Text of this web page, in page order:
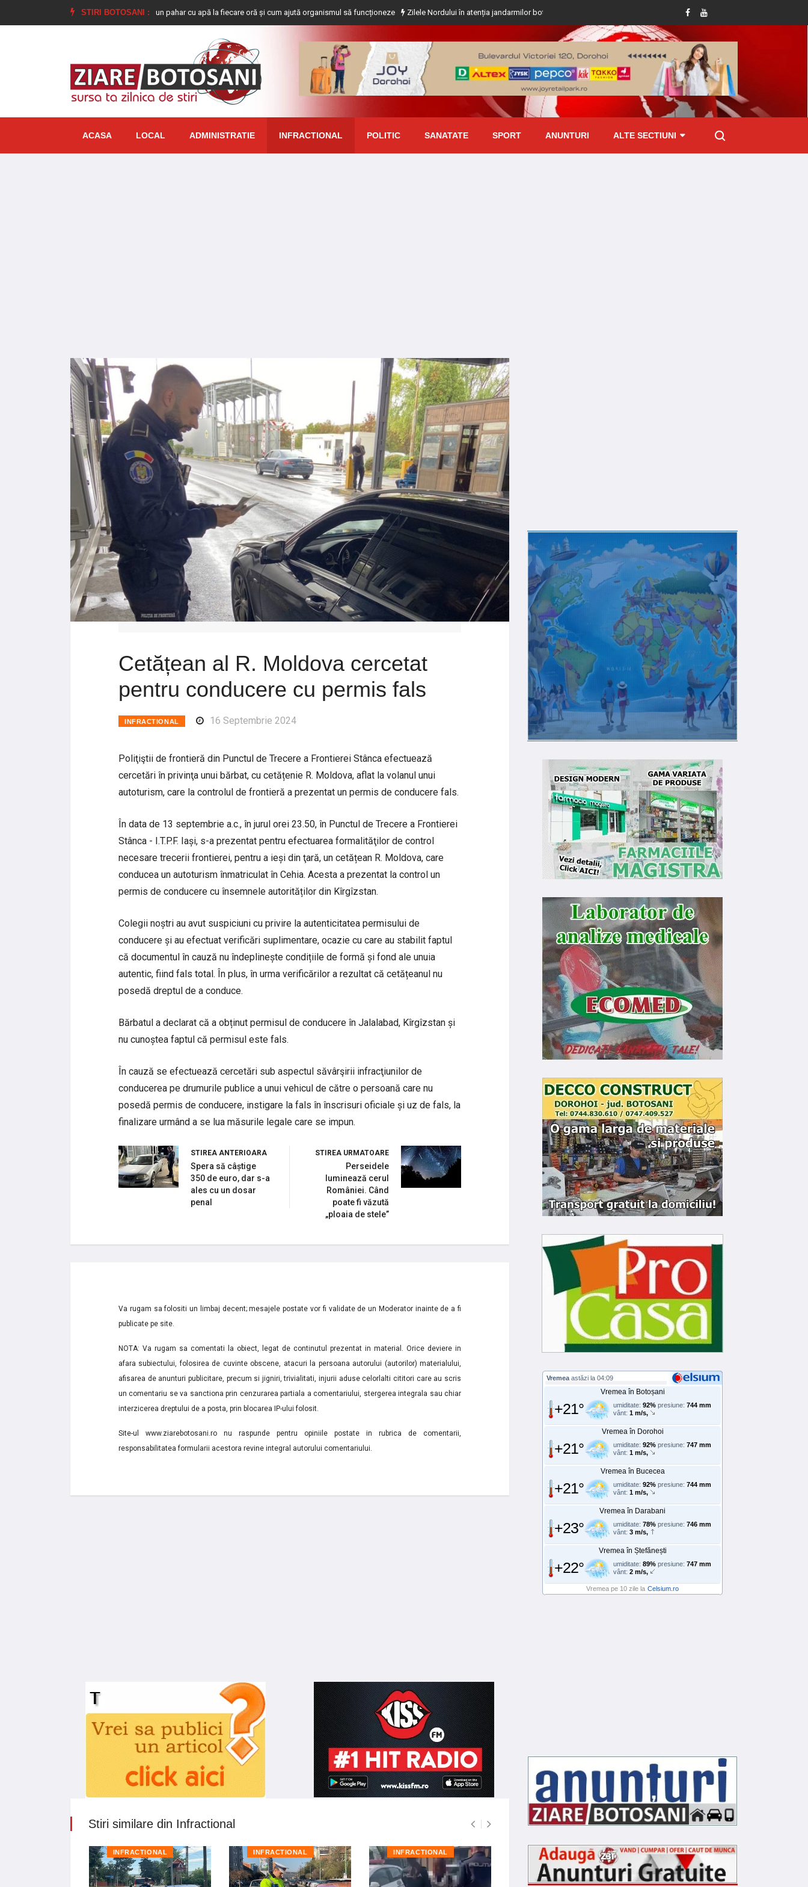
STIRI BOTOSANI :
De ce este bine să bem câte un pahar cu apă la fiecare oră și cum ajută organismul să funcționeze Zilele Nordului în atenția jandarmilor botoșăneni Tânăr condamnat la închisoare pentru viol asupra unui minor și
ACASA LOCAL ADMINISTRATIE INFRACTIONAL POLITIC SANATATE SPORT ANUNTURI ALTE SECTIUNI
Cetățean al R. Moldova cercetat
pentru conducere cu permis fals
INFRACTIONAL 16 Septembrie 2024
Poliţiştii de frontieră din Punctul de Trecere a Frontierei Stânca efectuează
cercetări în privinţa unui bărbat, cu cetățenie R. Moldova, aflat la volanul unui
autoturism, care la controlul de frontieră a prezentat un permis de conducere fals.
În data de 13 septembrie a.c., în jurul orei 23.50, în Punctul de Trecere a Frontierei
Stânca - I.T.P.F. Iași, s-a prezentat pentru efectuarea formalităţilor de control
necesare trecerii frontierei, pentru a ieși din ţară, un cetățean R. Moldova, care
conducea un autoturism înmatriculat în Cehia. Acesta a prezentat la control un
permis de conducere cu însemnele autorităților din Kîrgîzstan.
Colegii noștri au avut suspiciuni cu privire la autenticitatea permisului de
conducere și au efectuat verificări suplimentare, ocazie cu care au stabilit faptul
că documentul în cauză nu îndeplinește condițiile de formă și fond ale unuia
autentic, fiind fals total. În plus, în urma verificărilor a rezultat că cetățeanul nu
posedă dreptul de a conduce.
Bărbatul a declarat că a obținut permisul de conducere în Jalalabad, Kîrgîzstan și
nu cunoștea faptul că permisul este fals.
În cauză se efectuează cercetări sub aspectul săvârşirii infracţiunilor de
conducerea pe drumurile publice a unui vehicul de către o persoană care nu
posedă permis de conducere, instigare la fals în înscrisuri oficiale și uz de fals, la
finalizare urmând a se lua măsurile legale care se impun.
STIREA ANTERIOARA
Spera să câștige
350 de euro, dar s-a
ales cu un dosar
penal
STIREA URMATOARE
Perseidele
luminează cerul
României. Când
poate fi văzută
„ploaia de stele”
Va rugam sa folositi un limbaj decent; mesajele postate vor fi validate de un Moderator inainte de a fi
publicate pe site.
NOTA: Va rugam sa comentati la obiect, legat de continutul prezentat in material. Orice deviere in
afara subiectului, folosirea de cuvinte obscene, atacuri la persoana autorului (autorilor) materialului,
afisarea de anunturi publicitare, precum si jigniri, trivialitati, injurii aduse celorlalti cititori care au scris
un comentariu se va sanctiona prin cenzurarea partiala a comentariului, stergerea integrala sau chiar
interzicerea dreptului de a posta, prin blocarea IP-ului folosit.
Site-ul www.ziarebotosani.ro nu raspunde pentru opiniile postate in rubrica de comentarii,
responsabilitatea formularii acestora revine integral autorului comentariului.
Stiri similare din Infractional
INFRACTIONAL INFRACTIONAL INFRACTIONAL INFRACTIONAL INFRACTIONAL
Vremea astăzi la 04:09
Vremea în Botoșani
+21° umiditate: 92% presiune: 744 mm
vânt: 1 m/s,
Vremea în Dorohoi
+21° umiditate: 92% presiune: 747 mm
vânt: 1 m/s,
Vremea în Bucecea
+21° umiditate: 92% presiune: 744 mm
vânt: 1 m/s,
Vremea în Darabani
+23° umiditate: 78% presiune: 746 mm
vânt: 3 m/s,
Vremea în Ștefănești
+22° umiditate: 89% presiune: 747 mm
vânt: 2 m/s,
Vremea pe 10 zile la Celsium.ro